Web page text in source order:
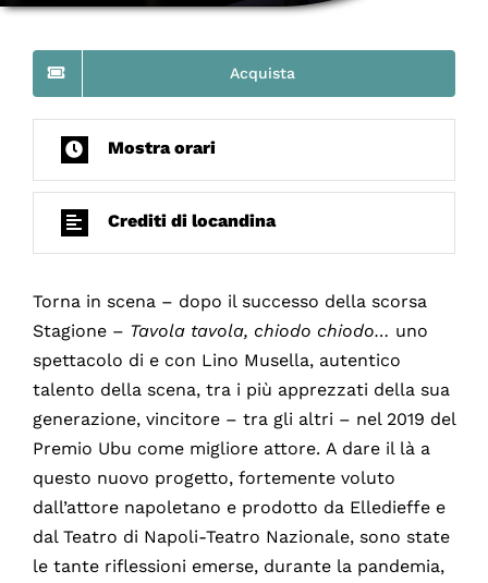
Acquista
Mostra orari
Crediti di locandina
Torna in scena – dopo il successo della scorsa
Stagione – Tavola tavola, chiodo chiodo… uno
spettacolo di e con Lino Musella, autentico
talento della scena, tra i più apprezzati della sua
generazione, vincitore – tra gli altri – nel 2019 del
Premio Ubu come migliore attore. A dare il là a
questo nuovo progetto, fortemente voluto
dall’attore napoletano e prodotto da Elledieffe e
dal Teatro di Napoli-Teatro Nazionale, sono state
le tante riflessioni emerse, durante la pandemia,